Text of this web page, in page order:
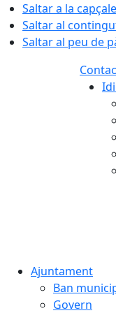
Saltar a la
Saltar al
Saltar al peu de
Ajuntament
Ban
Govern